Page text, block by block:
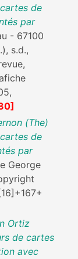
de
par
- 67100
s.d.,
(The)
de
par
George
Ortiz
de cartes
avec